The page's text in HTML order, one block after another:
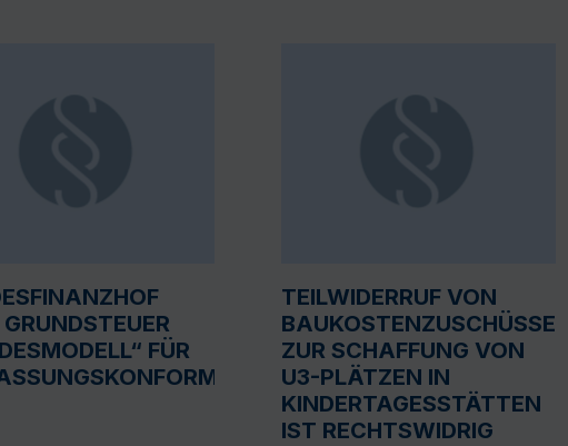
FÜR
TEILWIDERRUF VON
BAUKOSTENZUSCHÜSSEN
ZUR SCHAFFUNG VON
U3-PLÄTZEN IN
KINDERTAGESSTÄTTEN
IST RECHTSWIDRIG